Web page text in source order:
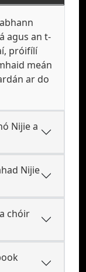
agus an t-
próifílí
meán
ar do
Nijie a
Nijie
chóir